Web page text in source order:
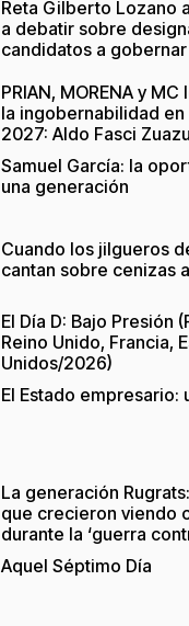
Reta Gilberto Lozano
a debatir sobre
candidatos a gobernar
PRIAN, MORENA y
la ingobernabilidad en
2027: Aldo Fasci
Samuel García: la
una generación
Cuando los jilgueros
cantan sobre cenizas
El Día D: Bajo Presión
Reino Unido, Francia,
Unidos/2026)
El Estado empresario:
La generación
que crecieron viendo
durante la ‘guerra
Aquel Séptimo Día